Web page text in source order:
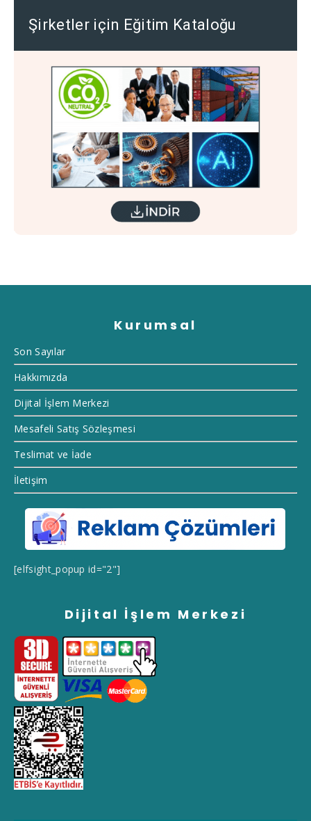
Şirketler için Eğitim Kataloğu
Kurumsal
Son Sayılar
Hakkımızda
Dijital İşlem Merkezi
Mesafeli Satış Sözleşmesi
Teslimat ve İade
İletişim
[elfsight_popup id="2"]
Dijital İşlem Merkezi